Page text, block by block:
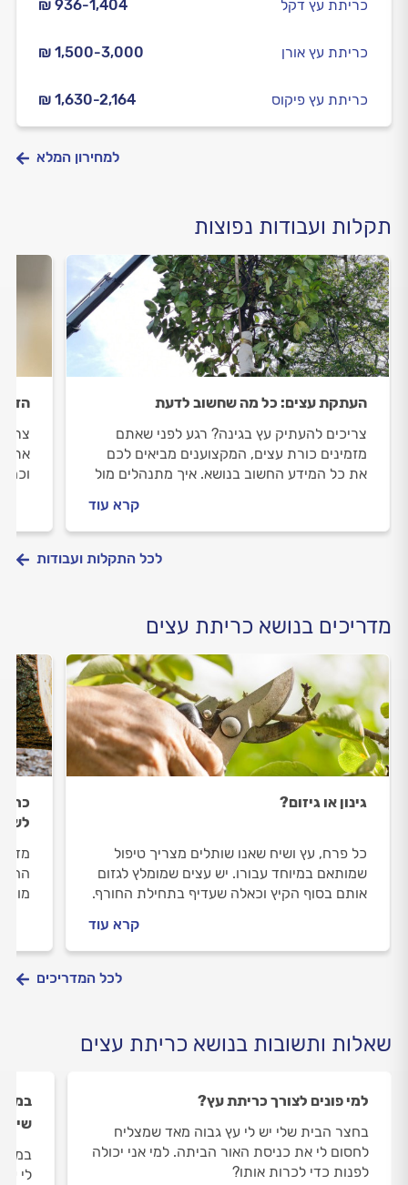
₪ 936-1,404 כריתת עץ דקל
₪ 1,500-3,000 כריתת עץ אורן
₪ 1,630-2,164 כריתת עץ פיקוס
למחירון המלא
תקלות ועבודות נפוצות
העתקת עצים: כל מה שחשוב לדעת
צריכים להעתיק עץ בגינה? רגע לפני שאתם
מזמינים כורת עצים, המקצוענים מביאים לכם
את כל המידע החשוב בנושא. איך מתנהלים מול
קרא עוד
לכל התקלות ועבודות
מדריכים בנושא כריתת עצים
גינון או גיזום?
כל פרח, עץ ושיח שאנו שותלים מצריך טיפול
שמותאם במיוחד עבורו. יש עצים שמומלץ לגזום
אותם בסוף הקיץ וכאלה שעדיף בתחילת החורף.
קרא עוד
לכל המדריכים
שאלות ותשובות בנושא כריתת עצים
למי פונים לצורך כריתת עץ?
בחצר הבית שלי יש לי עץ גבוה מאד שמצליח
לחסום לי את כניסת האור הביתה. למי אני יכולה
לפנות כדי לכרות אותו?
שיש
לי